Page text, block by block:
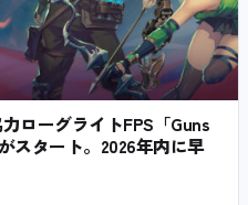
ローグライトFPS「Guns
スタート。2026年内に早